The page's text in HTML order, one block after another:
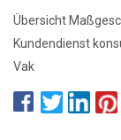
Übersicht
Kundendienst
Vak